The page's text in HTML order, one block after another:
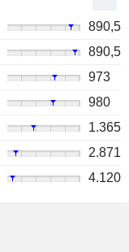
890,5
890,5
973
980
1.365
2.871
4.120